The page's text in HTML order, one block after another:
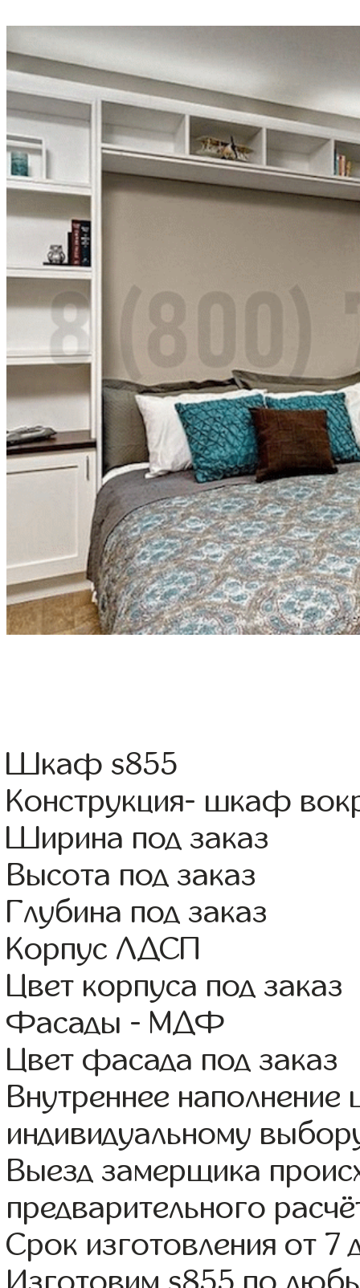
Шкаф s855
Конструкция- шкаф
Ширина под заказ
Высота под заказ
Глубина под заказ
Корпус ЛДСП
Цвет корпуса под заказ
Фасады - МДФ
Цвет фасада под заказ
Внутреннее
индивидуальному
Выезд замерщика
предварительного
Срок изготовления от 7